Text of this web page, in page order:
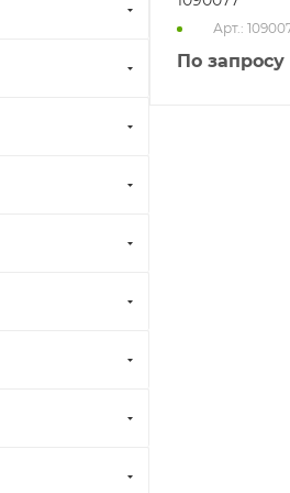
Арт.:
По запросу